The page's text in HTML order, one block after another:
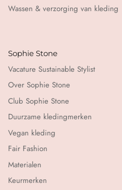
Wassen & verzorging van kleding
Sophie Stone
Vacature Sustainable Stylist
Over Sophie Stone
Club Sophie Stone
Duurzame kledingmerken
Vegan kleding
Fair Fashion
Materialen
Keurmerken